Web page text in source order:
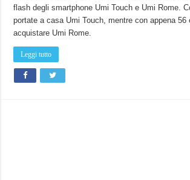
flash degli smartphone Umi Touch e Umi Rome.
portate a casa Umi Touch, mentre con appena 56
acquistare Umi Rome.
Leggi tutto